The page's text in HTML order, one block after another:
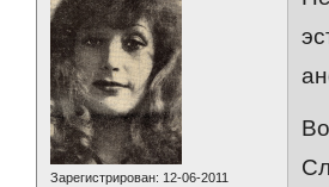
Зарегистрирован: 12-06-2011